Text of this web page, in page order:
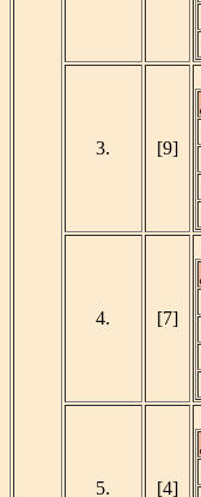
3. [9]
4. [7]
5. [4]